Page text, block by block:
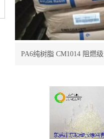
PA6纯树脂 CM1014 阻燃